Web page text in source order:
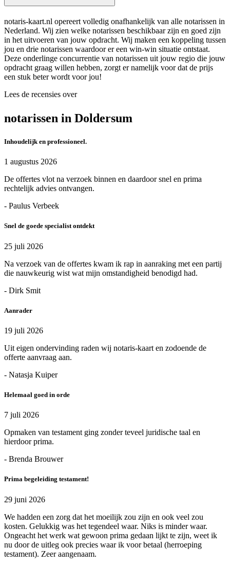
notaris-kaart.nl opereert volledig onafhankelijk van alle notarissen in
Nederland. Wij zien welke notarissen beschikbaar zijn en goed zijn
in het uitvoeren van jouw opdracht. Wij maken een koppeling tussen
jou en drie notarissen waardoor er een win-win situatie ontstaat.
Deze onderlinge concurrentie van notarissen uit jouw regio die jouw
opdracht graag willen hebben, zorgt er namelijk voor dat de prijs
een stuk beter wordt voor jou!
Lees de recensies over
notarissen in Doldersum
Inhoudelijk en professioneel.
1 augustus 2026
De offertes vlot na verzoek binnen en daardoor snel en prima
rechtelijk advies ontvangen.
- Paulus Verbeek
Snel de goede specialist ontdekt
25 juli 2026
Na verzoek van de offertes kwam ik rap in aanraking met een partij
die nauwkeurig wist wat mijn omstandigheid benodigd had.
- Dirk Smit
Aanrader
19 juli 2026
Uit eigen ondervinding raden wij notaris-kaart en zodoende de
offerte aanvraag aan.
- Natasja Kuiper
Helemaal goed in orde
7 juli 2026
Opmaken van testament ging zonder teveel juridische taal en
hierdoor prima.
- Brenda Brouwer
Prima begeleiding testament!
29 juni 2026
We hadden een zorg dat het moeilijk zou zijn en ook veel zou
kosten. Gelukkig was het tegendeel waar. Niks is minder waar.
Ongeacht het werk wat gewoon prima gedaan lijkt te zijn, weet ik
nu door de uitleg ook precies waar ik voor betaal (herroeping
testament). Zeer aangenaam.